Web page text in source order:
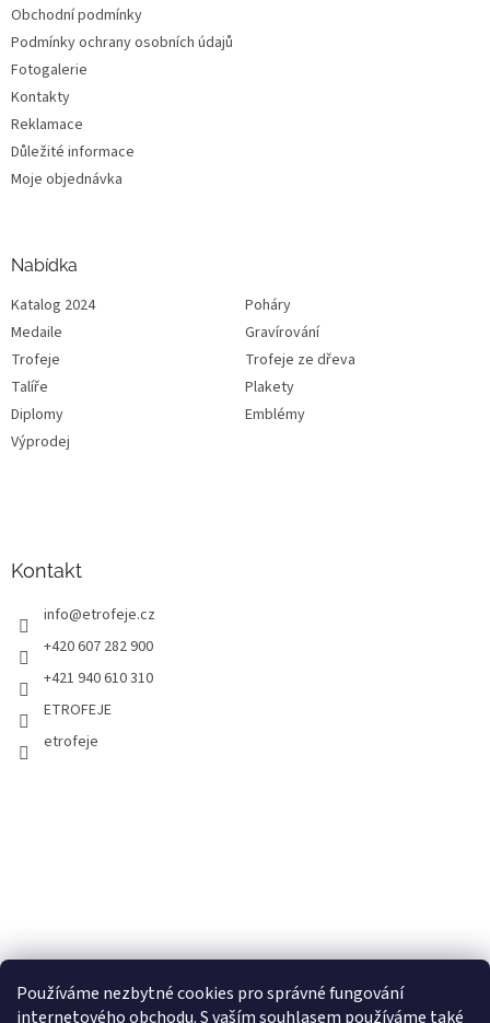
Používáme nezbytné cookies pro správné fungování
internetového obchodu. S vaším souhlasem používáme také
Obchodní podmínky
Podmínky ochrany osobních údajů
Fotogalerie
Kontakty
Reklamace
Důležité informace
Moje objednávka
Nabídka
Katalog 2024
Poháry
Medaile
Gravírování
Trofeje
Trofeje ze dřeva
Talíře
Plakety
Diplomy
Emblémy
Výprodej
Kontakt
info@etrofeje.cz
+420 607 282 900
+421 940 610 310
ETROFEJE
etrofeje